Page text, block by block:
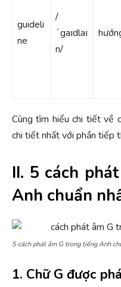
guideli
ne
/
ˈgaɪdlaɪ
n/
Cùng tìm hiểu chi tiết về
chi tiết nhất với phần tiếp
II. 5 cách
Anh chuẩn
5 cách phát âm G trong tiếng Anh
1. Chữ G được